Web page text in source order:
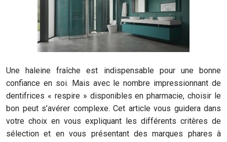
Une haleine fraîche est indispensable pour une bonne
confiance en soi. Mais avec le nombre impressionnant de
dentifrices « respire » disponibles en pharmacie, choisir le
bon peut s’avérer complexe. Cet article vous guidera dans
votre choix en vous expliquant les différents critères de
sélection et en vous présentant des marques phares à